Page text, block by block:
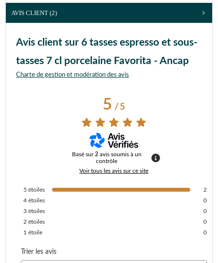
AVIS CLIENT (2)
Avis client sur 6 tasses espresso et sous-
tasses 7 cl porcelaine Favorita - Ancap
Charte de gestion et modération des avis
5/ 5
Basé sur2 avis soumis à un
contrôle
Voir tous les avis sur ce site
5 étoiles
2
4 étoiles
0
3 étoiles
0
2 étoiles
0
1 étoile 0
Trier les avis